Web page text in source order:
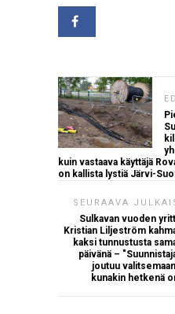
kuin vastaava käyttäjä
on kallista lystiä Järvi-
SEURAAVA
Sulkavan vuoden
Kristian Liljeström
kaksi tunnustusta
päivänä –
joutuu
kunakin hetkenä